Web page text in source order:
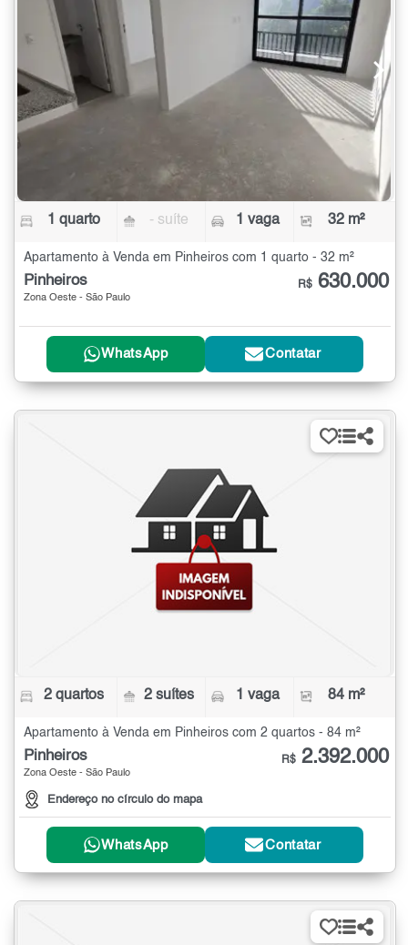
1 quarto - suíte 1 vaga 32 m²
Apartamento à Venda em Pinheiros com 1 quarto - 32 m²
Pinheiros
Zona Oeste - São Paulo
R$ 630.000
WhatsApp Contatar
2 quartos 2 suítes 1 vaga 84 m²
Apartamento à Venda em Pinheiros com 2 quartos - 84 m²
Pinheiros
Zona Oeste - São Paulo
Endereço no círculo do mapa
R$ 2.392.000
WhatsApp Contatar